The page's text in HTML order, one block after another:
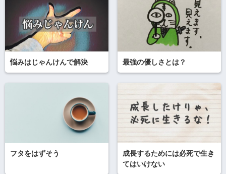
悩みはじゃんけんで解決 最強の優しさとは？
フタをはずそう
成長するためには必死で生き
てはいけない